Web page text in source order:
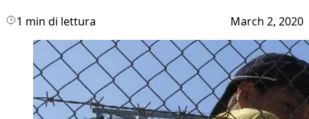
1 min di lettura March 2, 2020